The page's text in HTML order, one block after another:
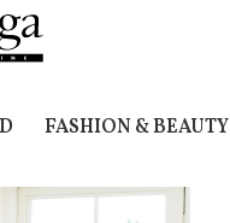
FASHION & BEAUTY